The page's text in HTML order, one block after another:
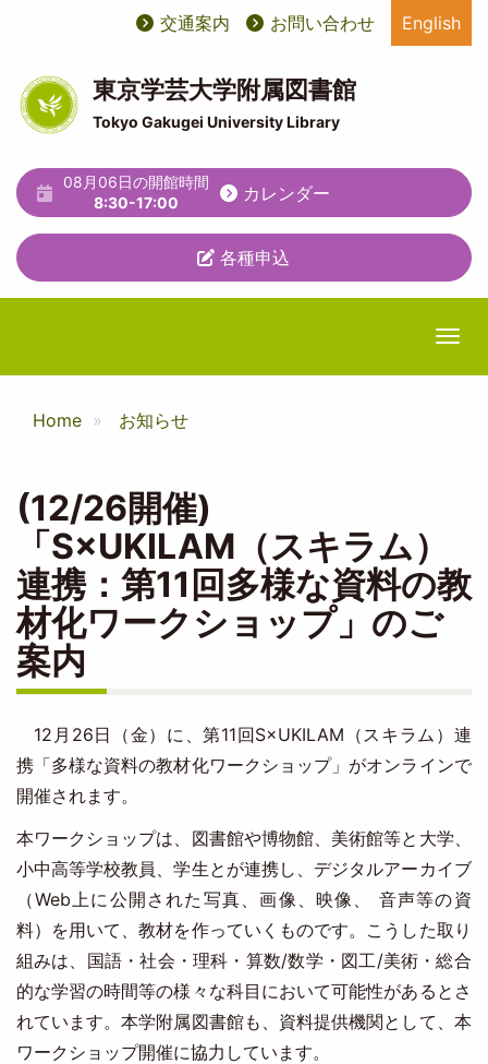
ツ
に
動
User
account
menu
ユ
ー
テ
ィ
リ
テ
ィ
メ
ュ
ー
交通案内 お問い合わせ English
東京学芸大学附属図書館
Tokyo Gakugei University Library
08月06日の開館時間
8:30-17:00
カレンダー
各種申込
Home お知らせ
(12/26開催)
「S×UKILAM（スキラム）
連携：第11回多様な資料の教
材化ワークショップ」のご
案内
12月26日（金）に、第11回S×UKILAM（スキラム）連
携「多様な資料の教材化ワークショップ」がオンラインで
開催されます。
本ワークショップは、図書館や博物館、美術館等と大学、
小中高等学校教員、学生とが連携し、デジタルアーカイブ
（Web上に公開された写真、画像、映像、 音声等の資
料）を用いて、教材を作っていくものです。こうした取り
組みは、国語・社会・理科・算数/数学・図工/美術・総合
的な学習の時間等の様々な科目において可能性があるとさ
れています。本学附属図書館も、資料提供機関として、本
ワークショップ開催に協力しています。